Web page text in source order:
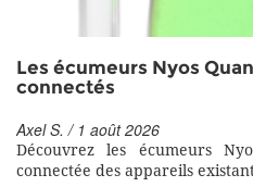
Les écumeurs Nyos
connectés
Axel S. / 1 août 2026
Découvrez les écumeurs
connectée des appareils